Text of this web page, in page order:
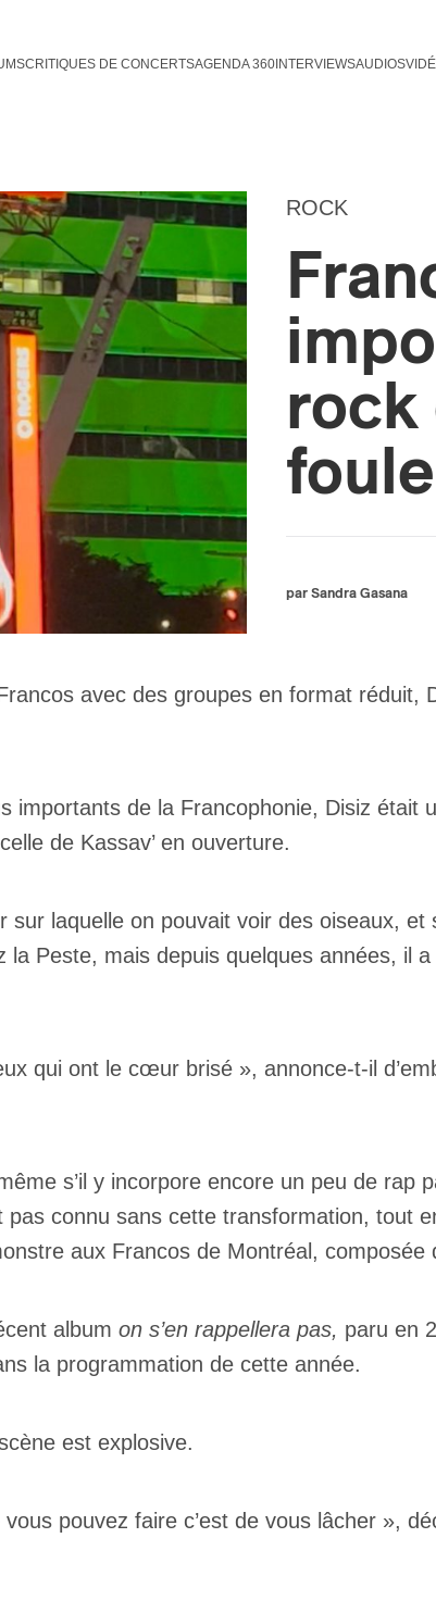
CRITIQUES DE CONCERTSAGENDA 360INTERVIEWSAUDIOS
ROCK
rock
par Sandra Gasana
avec des groupes en format réduit,
importants de la Francophonie, Disiz était
de Kassav’ en ouverture.
laquelle on pouvait voir des oiseaux,
la Peste, mais depuis quelques années, il
qui ont le cœur brisé », annonce-t-il
s’il y incorpore encore un peu de rap
pas connu sans cette transformation, tout
aux Francos de Montréal, composée
album on s’en rappellera pas, paru en
la programmation de cette année.
est explosive.
pouvez faire c’est de vous lâcher »,